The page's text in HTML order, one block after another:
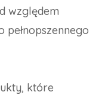
względem
które